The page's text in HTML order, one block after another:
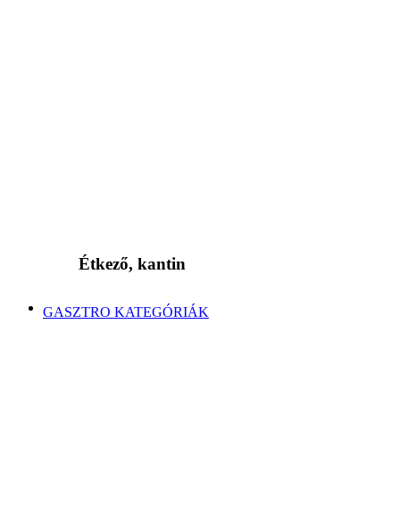
Étkező, kantin
GASZTRO KATEGÓRIÁK